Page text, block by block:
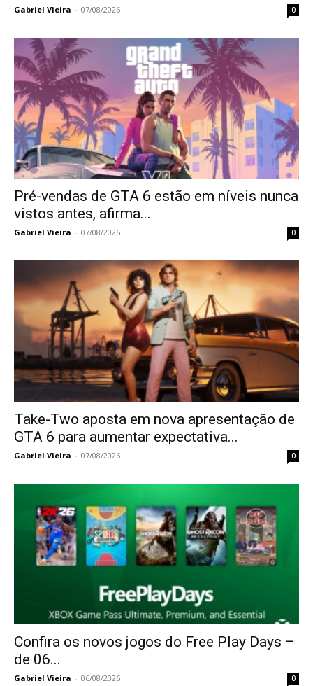
Gabriel Vieira - 07/08/2026 0
Pré-vendas de GTA 6 estão em níveis nunca
vistos antes, afirma...
Gabriel Vieira - 07/08/2026 0
Take-Two aposta em nova apresentação de
GTA 6 para aumentar expectativa...
Gabriel Vieira - 07/08/2026 0
Confira os novos jogos do Free Play Days –
de 06...
Gabriel Vieira - 06/08/2026 0